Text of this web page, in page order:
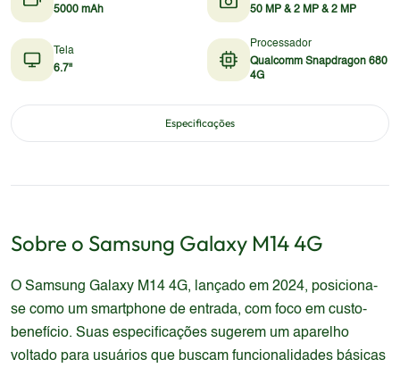
5000 mAh
50 MP & 2 MP & 2 MP
Tela
6.7"
Processador
Qualcomm Snapdragon 680
4G
Especificações
Sobre o Samsung Galaxy M14 4G
O Samsung Galaxy M14 4G, lançado em 2024, posiciona-
se como um smartphone de entrada, com foco em custo-
benefício. Suas especificações sugerem um aparelho
voltado para usuários que buscam funcionalidades básicas